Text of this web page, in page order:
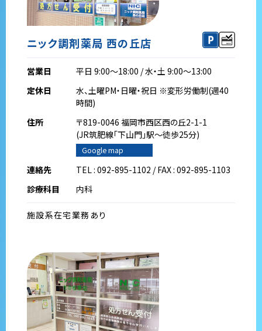
ニック調剤薬局 西の丘店
営業日
平日 9:00～18:00 / 水・土 9:00～13:00
定休日
水、土曜PM・日曜・祝日 ※変形労働制(週40
時間)
住所
〒819-0046 福岡市西区西の丘2-1-1
(JR筑肥線｢下山門｣駅～徒歩25分)
Google map
連絡先
TEL : 092-895-1102 / FAX : 092-895-1103
診療科目
内科
施設系在宅業務あり